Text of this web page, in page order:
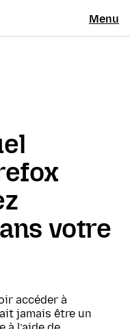
Menu
votre
accéder à
jamais être un